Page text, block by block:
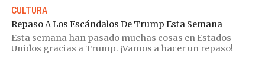
CULTURA
Repaso A Los Escándalos De Trump Esta Semana
Esta semana han pasado muchas cosas en Estados
Unidos gracias a Trump. ¡Vamos a hacer un repaso!